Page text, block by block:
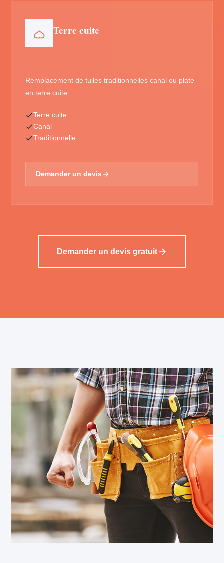
Terre cuite
Remplacement de tuiles traditionnelles canal ou plate
en terre cuite.
Terre cuite
Canal
Traditionnelle
Demander un devis
Demander un devis gratuit